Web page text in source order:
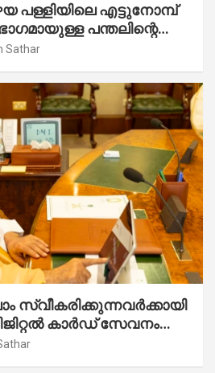
പള്ളിയിലെ എട്ടുനോമ്പ്
പന്തലിന്റെ
പ്രീസ്റ്റ് വെരി.
Sathar
സ്വീകരിക്കുന്നവര്‍ക്കായി
കാര്‍ഡ് സേവനം